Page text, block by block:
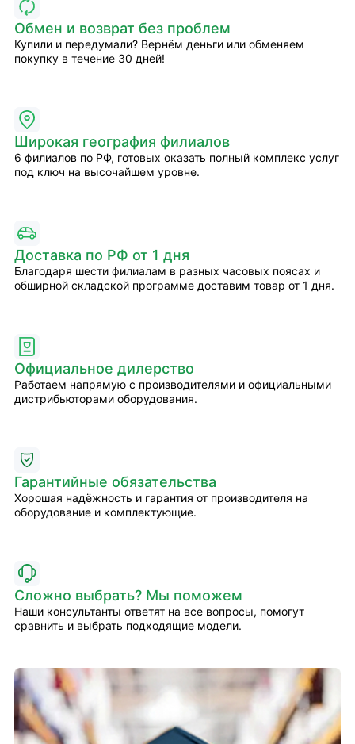
Обмен и возврат без проблем
Купили и передумали? Вернём деньги или обменяем
покупку в течение 30 дней!
Широкая география филиалов
6 филиалов по РФ, готовых оказать полный комплекс услуг
под ключ на высочайшем уровне.
Доставка по РФ от 1 дня
Благодаря шести филиалам в разных часовых поясах и
обширной складской программе доставим товар от 1 дня.
Официальное дилерство
Работаем напрямую с производителями и официальными
дистрибьюторами оборудования.
Гарантийные обязательства
Хорошая надёжность и гарантия от производителя на
оборудование и комплектующие.
Сложно выбрать? Мы поможем
Наши консультанты ответят на все вопросы, помогут
сравнить и выбрать подходящие модели.